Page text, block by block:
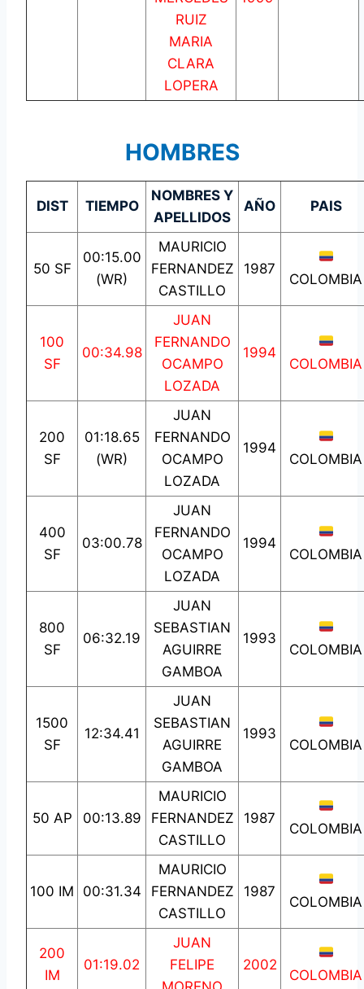
RUIZ
MARIA
CLARA
LOPERA
HOMBRES
DIST TIEMPO
NOMBRES Y
APELLIDOS
AÑO PAIS
50 SF
00:15.00
(WR)
MAURICIO
FERNANDEZ
CASTILLO
1987
COLOMBIA
100
SF
00:34.98
JUAN
FERNANDO
OCAMPO
LOZADA
1994
COLOMBIA
200
SF
01:18.65
(WR)
JUAN
FERNANDO
OCAMPO
LOZADA
1994
COLOMBIA
400
SF
03:00.78
JUAN
FERNANDO
OCAMPO
LOZADA
1994
COLOMBIA
800
SF
06:32.19
JUAN
SEBASTIAN
AGUIRRE
GAMBOA
1993
COLOMBIA
1500
SF
12:34.41
JUAN
SEBASTIAN
AGUIRRE
GAMBOA
1993
COLOMBIA
50 AP 00:13.89
MAURICIO
FERNANDEZ
CASTILLO
1987
COLOMBIA
100 IM 00:31.34
MAURICIO
FERNANDEZ
CASTILLO
1987
COLOMBIA
200
IM
01:19.02
JUAN
FELIPE
2002
COLOMBIA